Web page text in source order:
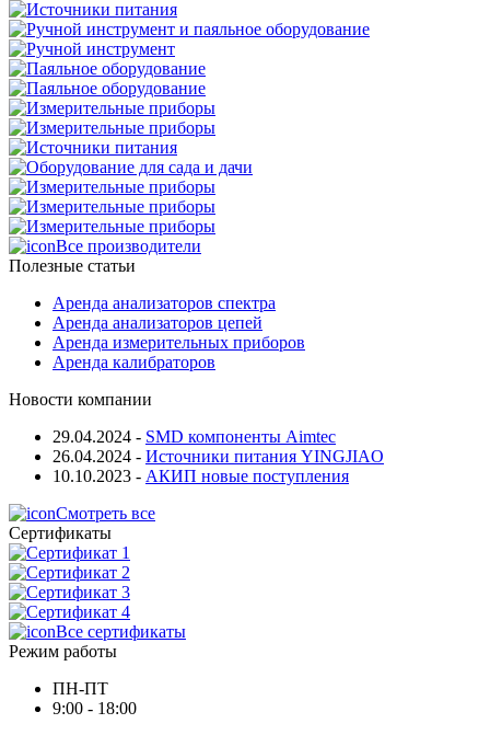
Все производители
Полезные статьи
Аренда анализаторов спектра
Аренда анализаторов цепей
Аренда измерительных приборов
Аренда калибраторов
Новости компании
29.04.2024 - SMD компоненты Aimtec
26.04.2024 - Источники питания YINGJIAO
10.10.2023 - АКИП новые поступления
Смотреть все
Сертификаты
Все сертификаты
Режим работы
ПН-ПТ
9:00 - 18:00